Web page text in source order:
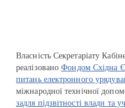
Власність Секретаріату
реалізованоФондом Східна
питань електронного
міжнародної технічної
задля підзвітності влади та